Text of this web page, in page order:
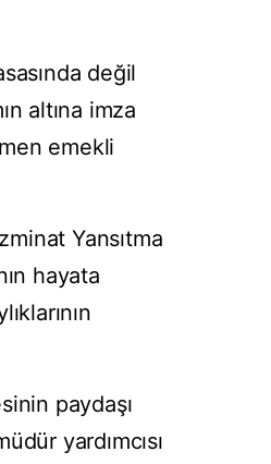
değil
altına imza
emekli
Yansıtma
hayata
paydaşı
yardımcısı